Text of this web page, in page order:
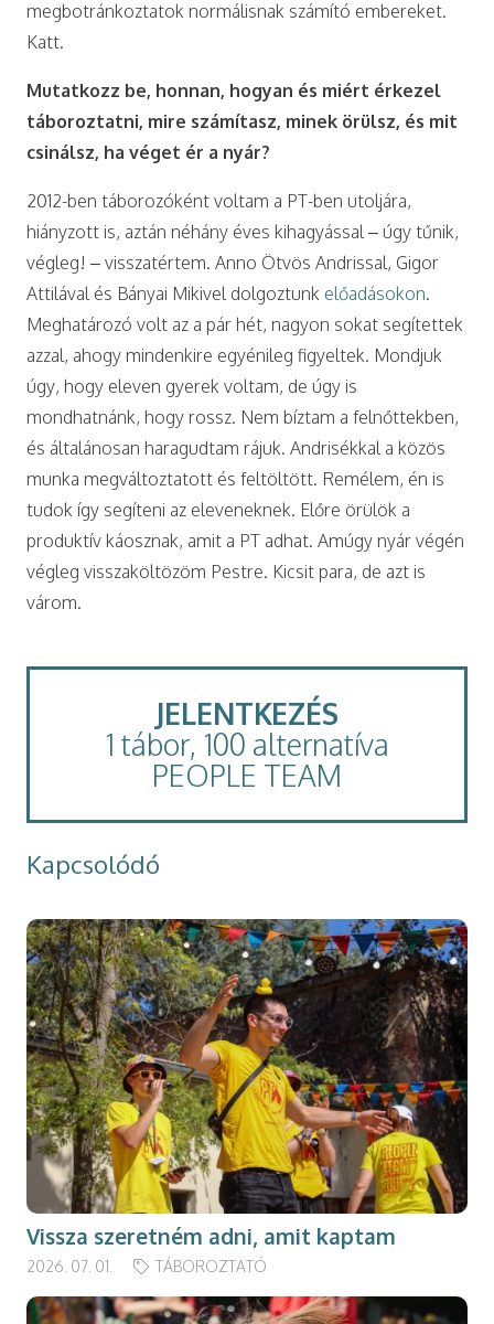
megbotránkoztatok normálisnak számító embereket.
Katt.
Mutatkozz be, honnan, hogyan és miért érkezel
táboroztatni, mire számítasz, minek örülsz, és mit
csinálsz, ha véget ér a nyár?
2012-ben táborozóként voltam a PT-ben utoljára,
hiányzott is, aztán néhány éves kihagyással – úgy tűnik,
végleg! – visszatértem. Anno Ötvös Andrissal, Gigor
Attilával és Bányai Mikivel dolgoztunk előadásokon.
Meghatározó volt az a pár hét, nagyon sokat segítettek
azzal, ahogy mindenkire egyénileg figyeltek. Mondjuk
úgy, hogy eleven gyerek voltam, de úgy is
mondhatnánk, hogy rossz. Nem bíztam a felnőttekben,
és általánosan haragudtam rájuk. Andrisékkal a közös
munka megváltoztatott és feltöltött. Remélem, én is
tudok így segíteni az eleveneknek. Előre örülök a
produktív káosznak, amit a PT adhat. Amúgy nyár végén
végleg visszaköltözöm Pestre. Kicsit para, de azt is
várom.
JELENTKEZÉS
1 tábor, 100 alternatíva
PEOPLE TEAM
Kapcsolódó
Vissza szeretném adni, amit kaptam
2026. 07. 01. TÁBOROZTATÓ